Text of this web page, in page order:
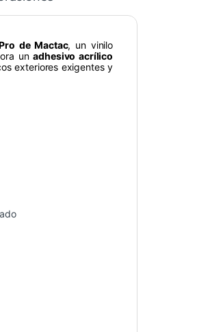
de Mactac, un vinilo
unadhesivo acrílico
exteriores exigentes y